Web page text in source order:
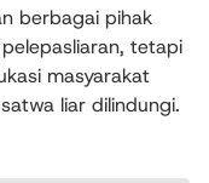
berbagai pihak
tetapi
masyarakat
liar dilindungi.